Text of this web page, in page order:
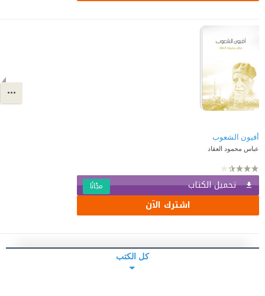
أفيون الشعوب
عباس محمود العقاد
تحميل الكتاب مجّانًا
اشترك الآن
كل الكتب